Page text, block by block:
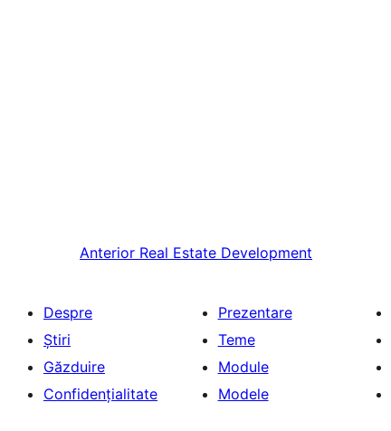
Anterior Real Estate Development
Despre
Știri
Găzduire
Confidențialitate
Prezentare
Teme
Module
Modele